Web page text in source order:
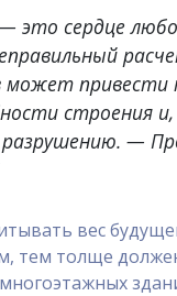
это сердце
может привести
строения
разрушению. —
вес
тем толще